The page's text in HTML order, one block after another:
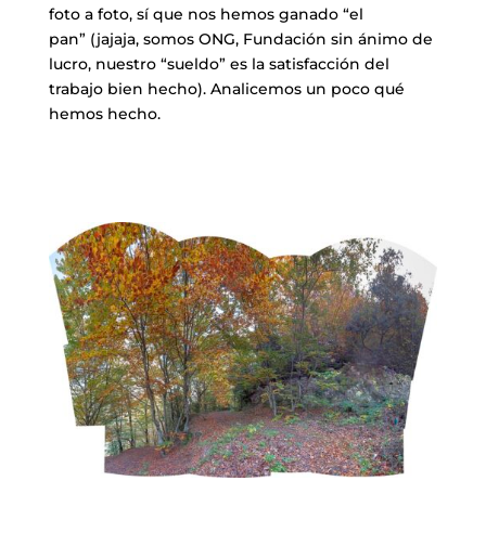
foto a foto, sí que nos hemos ganado “el
pan” (jajaja, somos ONG, Fundación sin ánimo de
lucro, nuestro “sueldo” es la satisfacción del
trabajo bien hecho). Analicemos un poco qué
hemos hecho.